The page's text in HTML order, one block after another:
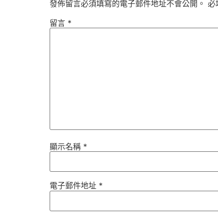
發佈留言必須填寫的電子郵件地址不會公開。 必
留言 *
顯示名稱 *
電子郵件地址 *